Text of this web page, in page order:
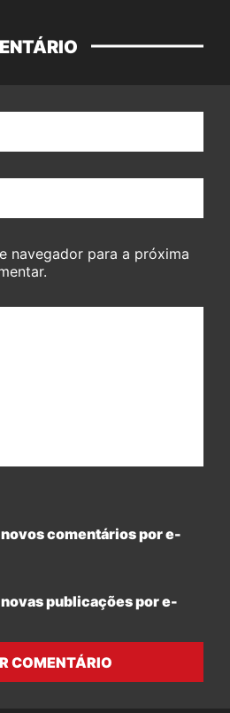
navegador para a próxima
comentários por e-
publicações por e-
COMENTÁRIO